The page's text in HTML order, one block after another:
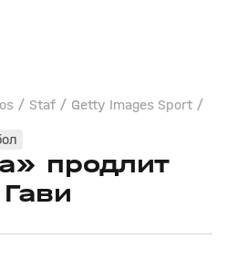
/ Staf / Getty Images Sport /
продлит